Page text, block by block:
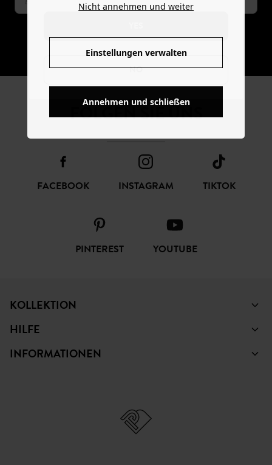
NO
ABONNIEREN
FOLGEN SIE UNS
FACEBOOK INSTAGRAM TIKTOK
PINTEREST YOUTUBE
KOLLEKTION
HILFE
INFORMATIONEN
Nicht annehmen und weiter
Einstellungen verwalten
Annehmen und schließen